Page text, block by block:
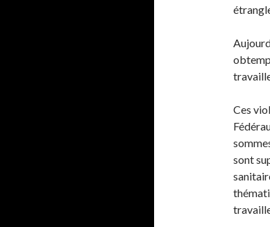
Ces
sont